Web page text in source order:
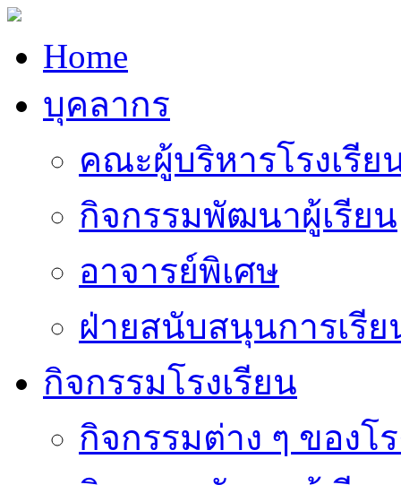
Home
บุคลากร
คณะผู้บริหารโรงเรีย
กิจกรรมพัฒนาผู้เรียน
อาจารย์พิเศษ
ฝ่ายสนับสนุนการเรี
กิจกรรมโรงเรียน
กิจกรรมต่าง ๆ ของโ